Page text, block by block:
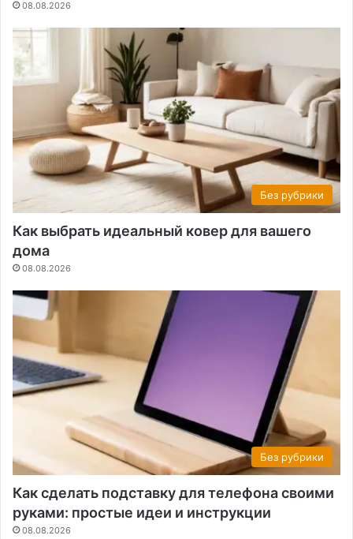
08.08.2026
Без рубрики
Как выбрать идеальный ковер для вашего
дома
08.08.2026
Без рубрики
Как сделать подставку для телефона своими
руками: простые идеи и инструкции
08.08.2026